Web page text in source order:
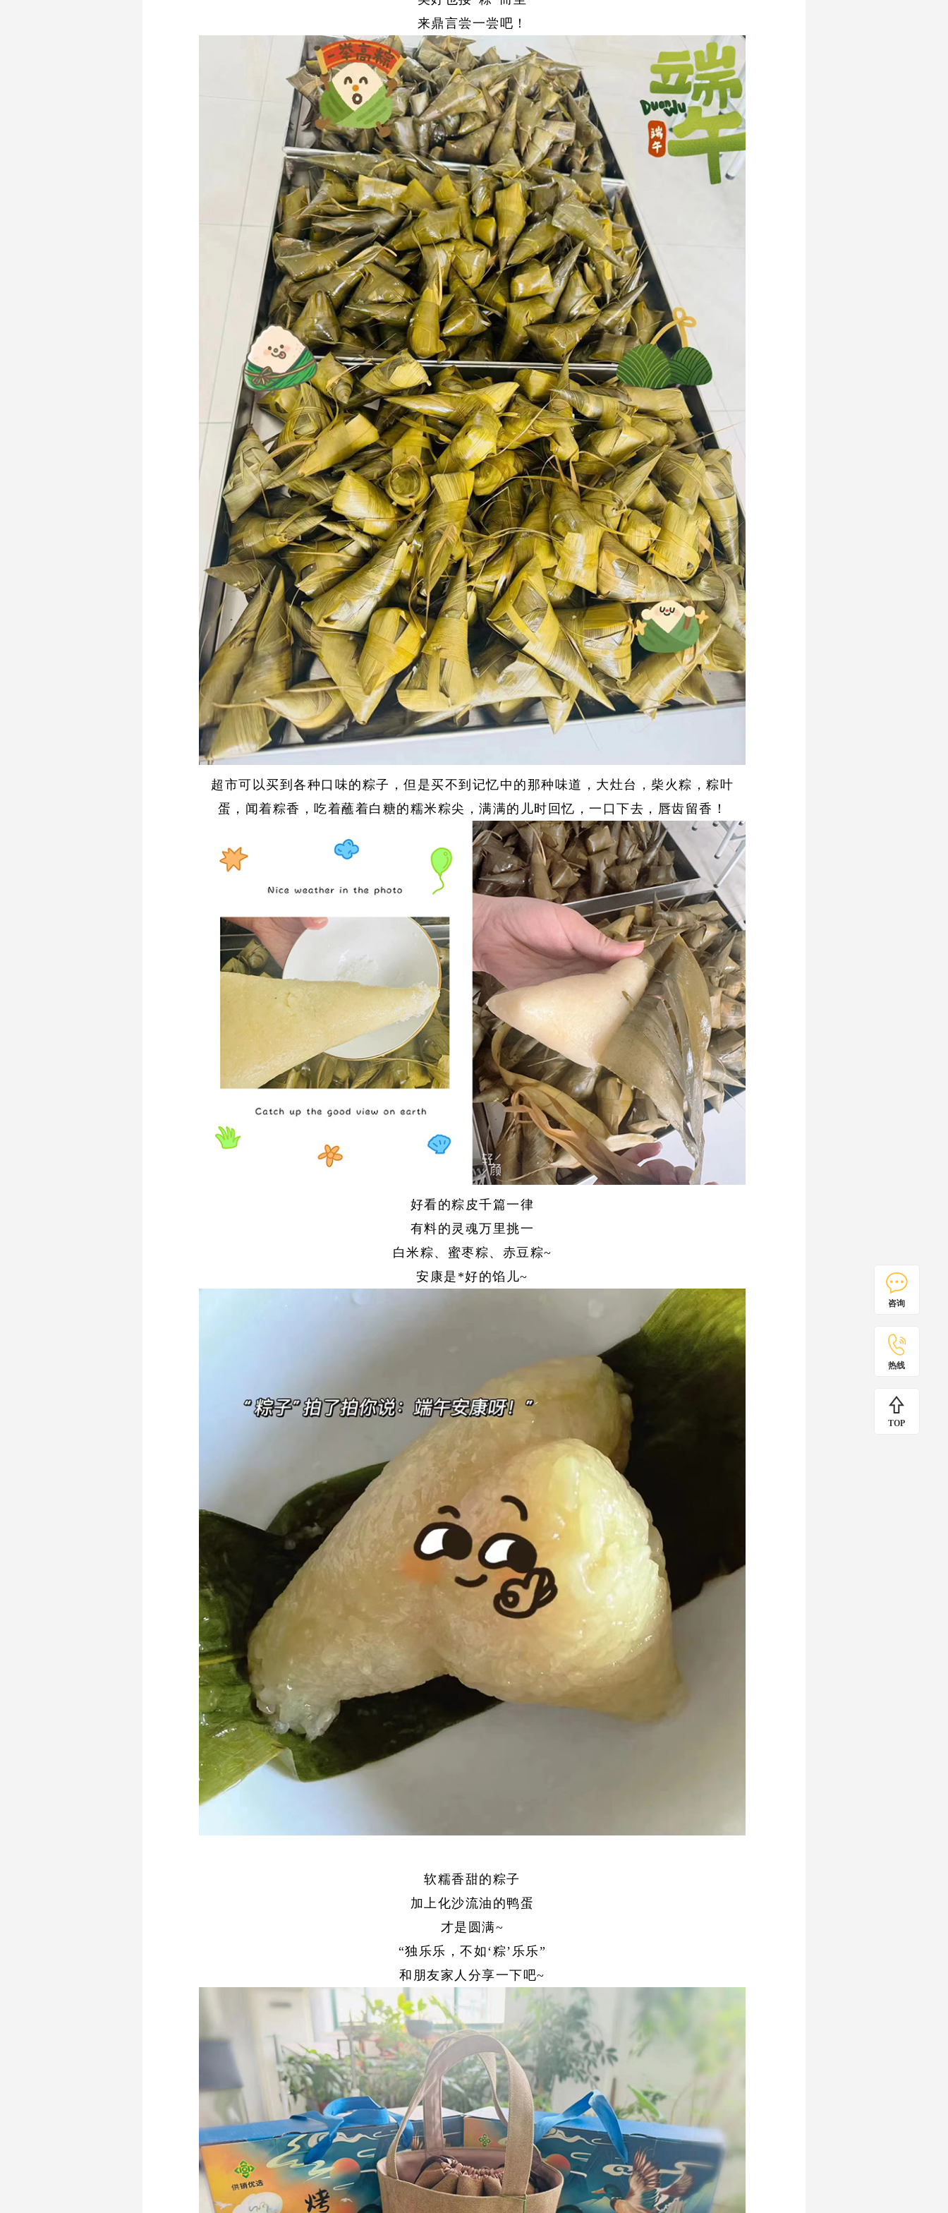
来鼎言尝一尝吧！
超市可以买到各种口味的粽子，但是买不到记忆中的那种味道，大灶台，柴火粽，粽叶
蛋，闻着粽香，吃着蘸着白糖的糯米粽尖，满满的儿时回忆，一口下去，唇齿留香！
好看的粽皮千篇一律
有料的灵魂万里挑一
白米粽、蜜枣粽、赤豆粽~
安康是*好的馅儿~
软糯香甜的粽子
加上化沙流油的鸭蛋
才是圆满~
“独乐乐，不如‘粽’乐乐”
和朋友家人分享一下吧~
咨询
热线
TOP